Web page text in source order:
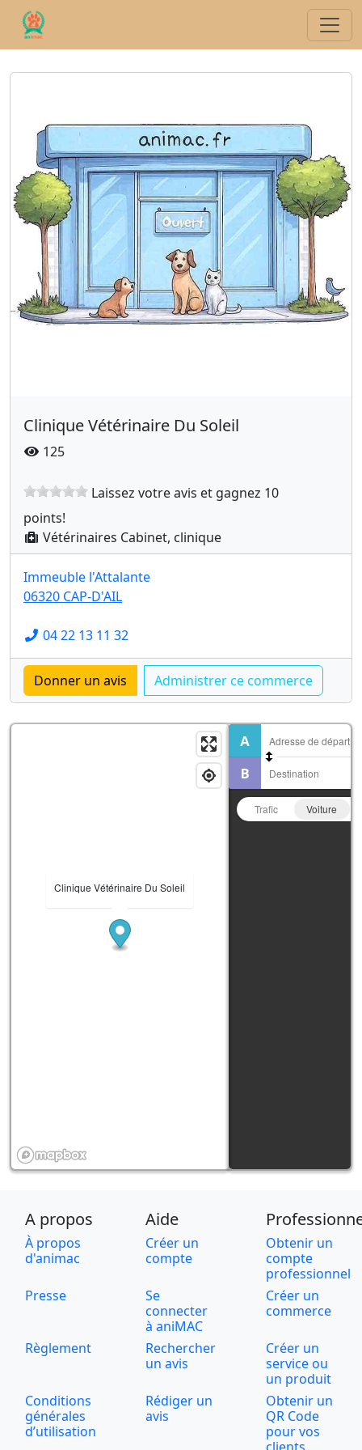
Clinique Vétérinaire Du Soleil
125
Laissez votre avis et gagnez 10
points!
Vétérinaires Cabinet, clinique
Immeuble l'Attalante
06320 CAP-D'AIL
04 22 13 11 32
Clinique Vétérinaire Du Soleil
Trafic Voiture
A propos Aide
À propos
d'animac
Créer un
compte
Obtenir un
compte
professionnel
Presse
Se
connecter
à aniMAC
Créer un
commerce
Règlement
Rechercher
un avis
Créer un
service ou
un produit
Conditions
générales
d’utilisation
Rédiger un
avis
Obtenir un
QR Code
pour vos